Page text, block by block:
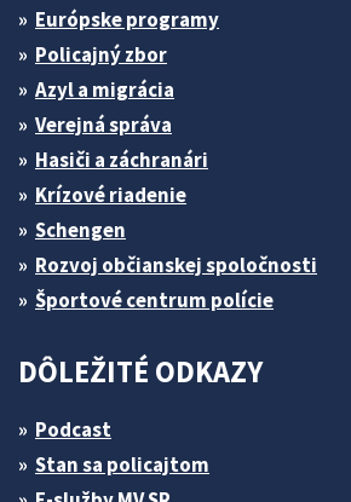
Európske programy
Policajný zbor
Azyl a migrácia
Verejná správa
Hasiči a záchranári
Krízové riadenie
Schengen
Rozvoj občianskej spoločnosti
Športové centrum polície
DÔLEŽITÉ ODKAZY
Podcast
Stan sa policajtom